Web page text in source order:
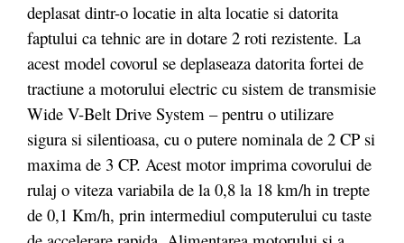
deplasat dintr-o locatie in alta locatie si datorita
faptului ca tehnic are in dotare 2 roti rezistente. La
acest model covorul se deplaseaza datorita fortei de
tractiune a motorului electric cu sistem de transmisie
Wide V-Belt Drive System – pentru o utilizare
sigura si silentioasa, cu o putere nominala de 2 CP si
maxima de 3 CP. Acest motor imprima covorului de
rulaj o viteza variabila de la 0,8 la 18 km/h in trepte
de 0,1 Km/h, prin intermediul computerului cu taste